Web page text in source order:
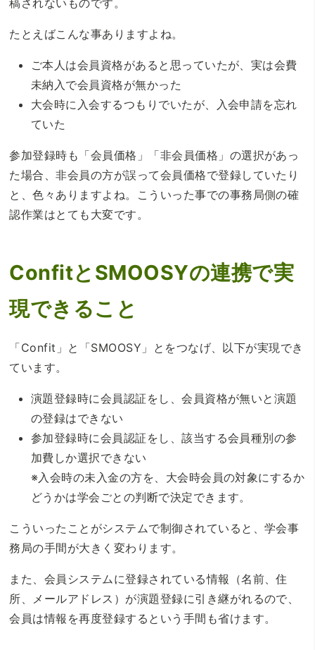
稿されないものです。
たとえばこんな事ありますよね。
ご本人は会員資格があると思っていたが、実は会費
未納入で会員資格が無かった
大会時に入会するつもりでいたが、入会申請を忘れ
ていた
参加登録時も「会員価格」「非会員価格」の選択があっ
た場合、非会員の方が誤って会員価格で登録していたり
と、色々ありますよね。こういった事での事務局側の確
認作業はとても大変です。
ConfitとSMOOSYの連携で実
現できること
「Confit」と「SMOOSY」とをつなげ、以下が実現でき
ています。
演題登録時に会員認証をし、会員資格が無いと演題
の登録はできない
参加登録時に会員認証をし、該当する会員種別の参
加費しか選択できない
※入会時の未入金の方を、大会時会員の対象にするか
どうかは学会ごとの判断で決定できます。
こういったことがシステムで制御されていると、学会事
務局の手間が大きく変わります。
また、会員システムに登録されている情報（名前、住
所、メールアドレス）が演題登録に引き継がれるので、
会員は情報を再度登録するという手間も省けます。